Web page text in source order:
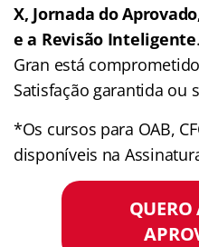
X, Jornada do
e a Revisão Inteligente
Gran está
Satisfação garantida ou
*Os cursos para OAB,
disponíveis na